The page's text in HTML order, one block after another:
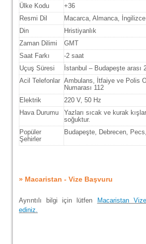
Ülke Kodu
+36
Resmi Dil
Macarca, Almanca, İngilizce
Din
Hristiyanlık
Zaman Dilimi
GMT
Saat Farkı
-2 saat
Uçuş Süresi
İstanbul – Budapeşte arası
Acil Telefonlar Ambulans, İtfaiye ve Polis
Numarası 112
Elektrik
220 V, 50 Hz
Hava Durumu
Yazları sıcak ve kurak
soğuktur.
Popüler
Şehirler
Budapeşte, Debrecen,
» Macaristan - Vize Başvuru
Ayrıntılı bilgi için lütfen
Macaristan
ediniz.